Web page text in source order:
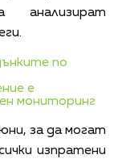
анализират
по
е
мониторинг
за да могат
изпратени